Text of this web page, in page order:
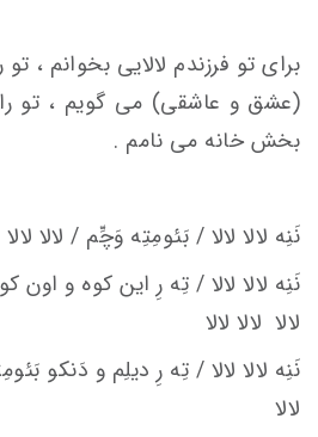
برای تو فرزندم لالایی بخوانم ،
(عشق و عاشقی) می گویم ، تو را
بخش خانه می نامم .
نَنِه لالا لالا / بَئومِتِه وَچِّم / لالا لالا
نَنِه لالا لالا / تِه‌ رِ اين كوه‌ و اون
لالا لالا لالا
نَنِه لالا لالا / تِه رِ ديلِم و دَنكو
لالا